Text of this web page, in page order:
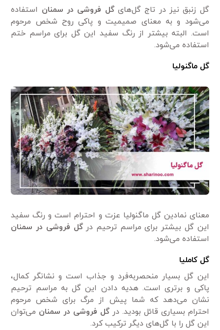
گل زنبق نیز در تاج گل‌هایگل فروشی در سمنان استفاده
می‌شود و به معنای صمیمیت و پاکی روح شخص مرحوم
است. البته بیشتر از رنگ سفید این گل برای مراسم ختم
استفاده می‌شود.
گل ماگنولیا
معنای نمادین گل ماگنولیا عزت و احترام است و رنگ سفید
این گل بیشتر برای مراسم ترحیم درگل فروشی در سمنان
استفاده می‌شود.
گل کاملیا
این گل بسیار منحصربه‌فرد و جذاب است و نشانگر کمال،
پاکی و برتری است. هدیه دادن این گل به مراسم ترحیم
نشان می‌دهد که شما پیش از مرگ برای شخص مرحوم
احترام بسیاری قائل بودید. در گل فروشی در سمنان می‌توان
این گل را با گل‌های دیگر ترکیب کرد.